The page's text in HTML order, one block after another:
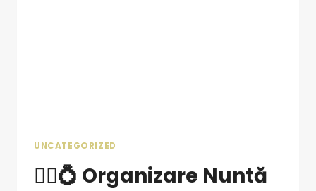
UNCATEGORIZED
👰‍♀️💍 Organizare Nuntă